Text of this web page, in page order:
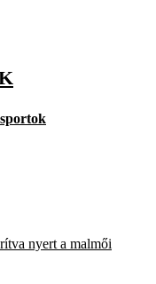
nyert a malmői